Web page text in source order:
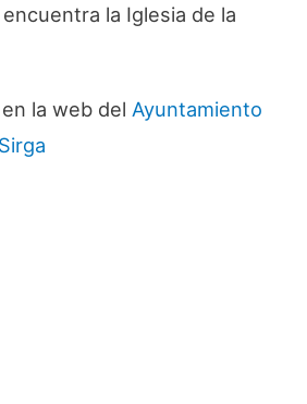
la Iglesia de la
la web del Ayuntamiento